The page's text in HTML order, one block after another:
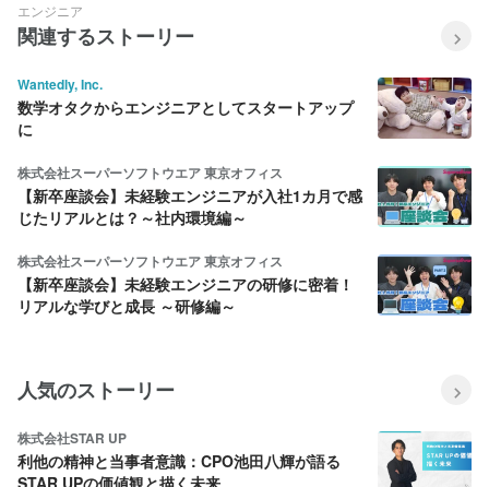
エンジニア
関連するストーリー
Wantedly, Inc.
数学オタクからエンジニアとしてスタートアップ
に
株式会社スーパーソフトウエア 東京オフィス
【新卒座談会】未経験エンジニアが入社1カ月で感
じたリアルとは？～社内環境編～
株式会社スーパーソフトウエア 東京オフィス
【新卒座談会】未経験エンジニアの研修に密着！
リアルな学びと成長 ～研修編～
人気のストーリー
株式会社STAR UP
利他の精神と当事者意識：CPO池田八輝が語る